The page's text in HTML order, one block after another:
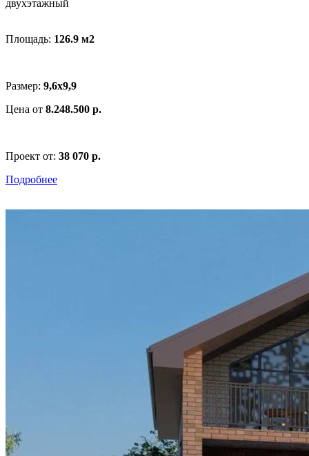
двухэтажный
Площадь: 126.9 м2
Размер: 9,6x9,9
Цена от 8.248.500 р.
Проект от: 38 070 р.
Подробнее